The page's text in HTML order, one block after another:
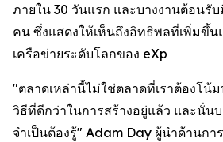
ภายใน 30 วันแรก และบางงานต้อนรั
คน ซึ่งแสดงให้เห็นถึงอิทธิพลที่เพิ่มขึ้น
เครือข่ายระดับโลกของ eXp
"ตลาดเหล่านี้ไม่ใช่ตลาดที่เราต้องโน้
วิธีที่ดีกว่าในการสร้างอยู่แล้ว และนั่น
จำเป็นต้องรู้" Adam Day ผู้นำด้านกา